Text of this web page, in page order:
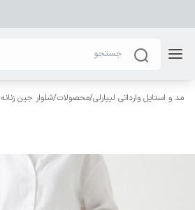
مد و استایل وارداتی لیپارلی/محصولات/شلوار جین زنانه